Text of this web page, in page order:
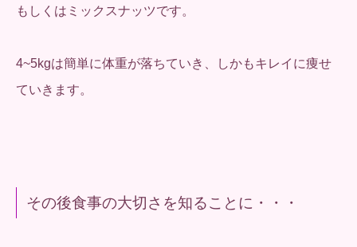
もしくはミックスナッツです。
4~5kgは簡単に体重が落ちていき、しかもキレイに痩せ
ていきます。
その後食事の大切さを知ることに・・・